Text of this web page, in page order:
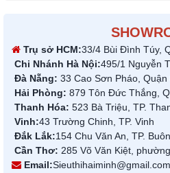
Trụ sở HCM:33/4 Bùi Đình Túy,
Chi Nhánh Hà Nội:495/1 Nguyễn
Đà Nẵng: 33 Cao Sơn Pháo, Quận
Hải Phòng: 879 Tôn Đức Thắng,
Thanh Hóa: 523 Bà Triệu, TP.
Vinh:43 Trường Chinh, TP. Vinh
Đắk Lắk:154 Chu Văn An, TP.
Cần Thơ: 285 Võ Văn Kiệt,
Email:Sieuthihaiminh@gmail.com